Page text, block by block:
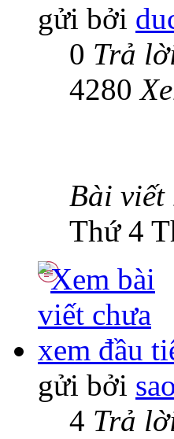
gửi bởi
0 Trả
4280
Bài viết
Thứ 4
gửi bởi
4 Trả